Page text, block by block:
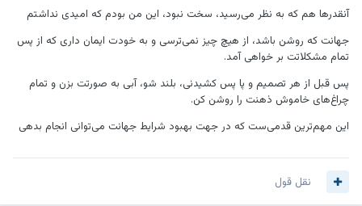
آنقدرها هم که به نظر می‌رسید، سخت نبود، این من بودم که امیدی نداشتم
جهانت که روشن باشد، از هیچ چیز نمی‌ترسی و به خودت ایمان داری که از پس
تمام مشکلاتت بر خواهی آمد.
پس قبل از هر تصمیم و پا پس کشیدنی، بلند شو، آبی به صورتت بزن و تمام
چراغ‌های خاموش ذهنت را روشن کن.
این مهم‌ترین قدمی‌ست که در جهت بهبود شرایط جهانت می‌توانی انجام بدهی
نقل قول